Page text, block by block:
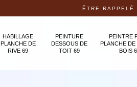
ÊTRE RAPPELÉ
HABILLAGE
PLANCHE DE
RIVE 69
PEINTURE
DESSOUS DE
TOIT 69
PEINTRE
PLANCHE DE
BOIS